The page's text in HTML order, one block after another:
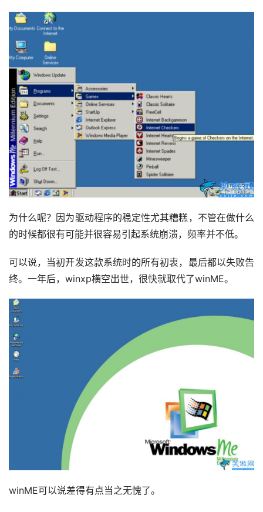
为什么呢？因为驱动程序的稳定性尤其糟糕，不管在做什么
的时候都很有可能并很容易引起系统崩溃，频率并不低。
可以说，当初开发这款系统时的所有初衷，最后都以失败告
终。一年后，winxp横空出世，很快就取代了winME。
winME可以说差得有点当之无愧了。